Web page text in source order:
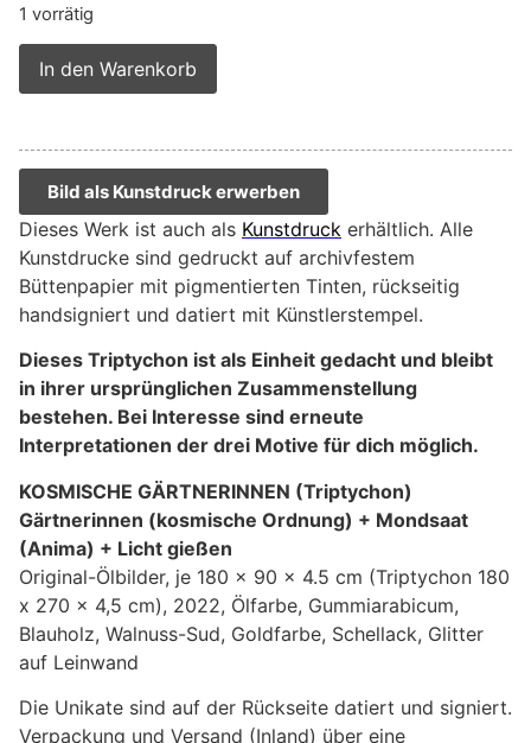
1 vorrätig
In den Warenkorb
Bild als Kunstdruck erwerben
Dieses Werk ist auch als Kunstdruck erhältlich. Alle
Kunstdrucke sind gedruckt auf archivfestem
Büttenpapier mit pigmentierten Tinten, rückseitig
handsigniert und datiert mit Künstlerstempel.
Dieses Triptychon ist als Einheit gedacht und bleibt
in ihrer ursprünglichen Zusammenstellung
bestehen. Bei Interesse sind erneute
Interpretationen der drei Motive für dich möglich.
KOSMISCHE GÄRTNERINNEN (Triptychon)
Gärtnerinnen (kosmische Ordnung) + Mondsaat
(Anima) + Licht gießen
Original-Ölbilder, je 180 x 90 x 4.5 cm (Triptychon 180
x 270 x 4,5 cm), 2022, Ölfarbe, Gummiarabicum,
Blauholz, Walnuss-Sud, Goldfarbe, Schellack, Glitter
auf Leinwand
Die Unikate sind auf der Rückseite datiert und signiert.
Verpackung und Versand (Inland) über eine